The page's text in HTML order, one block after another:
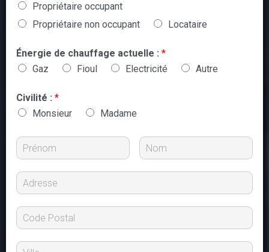
Propriétaire occupant
Propriétaire non occupant
Locataire
Énergie de chauffage actuelle : *
Gaz
Fioul Electricité Autre
Civilité : *
Monsieur
Madame